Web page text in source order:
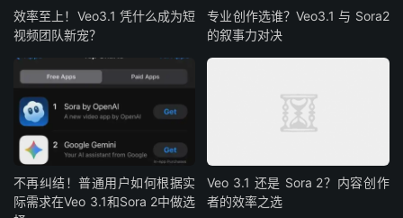
效率至上！Veo3.1 凭什么成为短
视频团队新宠？
专业创作选谁？Veo3.1 与 Sora2
的叙事力对决
不再纠结！普通用户如何根据实
际需求在Veo 3.1和Sora 2中做选
Veo 3.1 还是 Sora 2？内容创作
者的效率之选